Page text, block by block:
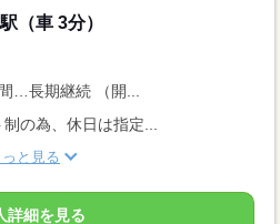
（車 3分）
…長期継続 （開...
の為、休日は指定...
っと見る
詳細を見る